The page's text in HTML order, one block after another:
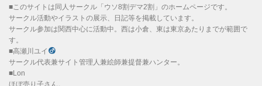
■このサイトは同人サークル「ウソ8割デマ2割」のホームページです。
サークル活動やイラストの展示、日記等を掲載しています。
サークル参加は関西中心に活動中。西は小倉、東は東京あたりまでが範囲で
す。
■高瀬川ユイ
サークル代表兼サイト管理人兼絵師兼提督兼ハンター。
■Lon
ほぼ売り子さん。